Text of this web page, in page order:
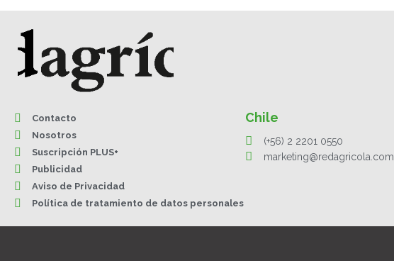
Contacto
Nosotros
Suscripción PLUS+
Publicidad
Aviso de Privacidad
Política de tratamiento de datos personales
Chile
(+56) 2 2201 0550
marketing@redagricola.com